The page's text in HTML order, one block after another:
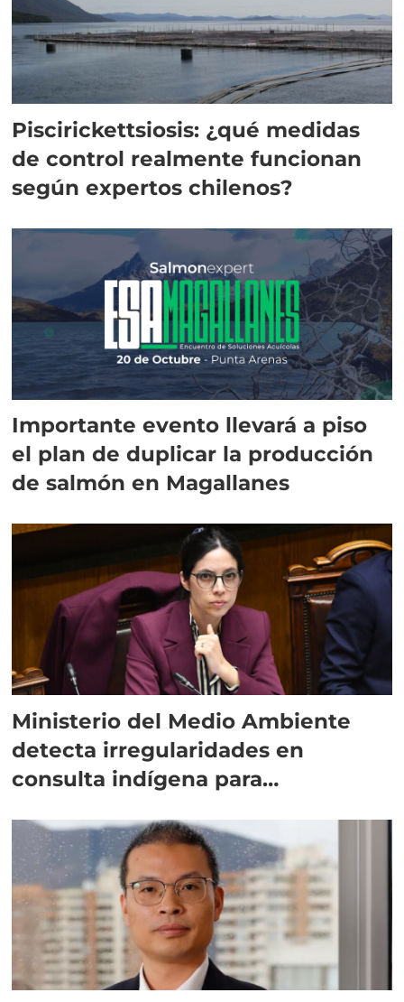
Piscirickettsiosis: ¿qué medidas
de control realmente funcionan
según expertos chilenos?
Importante evento llevará a piso
el plan de duplicar la producción
de salmón en Magallanes
Ministerio del Medio Ambiente
detecta irregularidades en
consulta indígena para